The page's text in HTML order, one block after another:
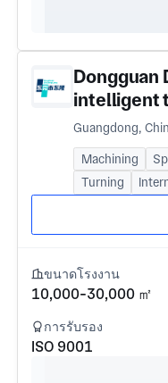
Dongguan
intelligent
Guangdong,
Machining
Turning
ขนาดโรงงาน
10,000-30,000 ㎡
การรับรอง
ISO 9001